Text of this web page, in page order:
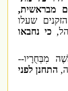
מבראשית,
שעלו
כי נחבאו
מִבְּחֻרָיו--
התחנן לפני